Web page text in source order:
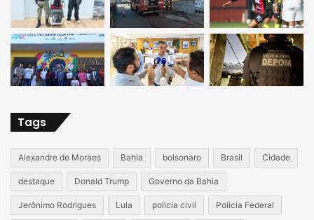
Tags
Alexandre de Moraes Bahia bolsonaro Brasil Cidade
destaque Donald Trump Governo da Bahia
Jerônimo Rodrigues Lula policia civil Policia Federal